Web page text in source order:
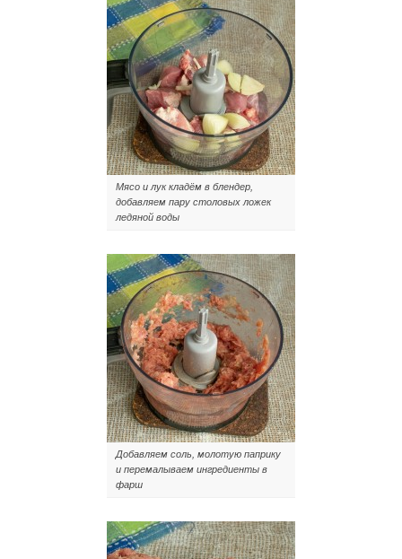
Мясо и лук кладём в блендер,
добавляем пару столовых ложек
ледяной воды
Добавляем соль, молотую паприку
и перемалываем ингредиенты в
фарш